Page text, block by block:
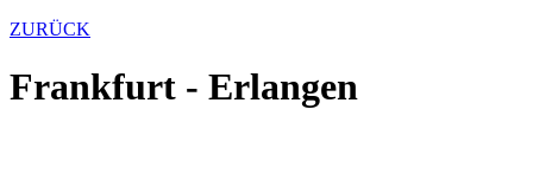
ZURÜCK
Frankfurt - Erlangen